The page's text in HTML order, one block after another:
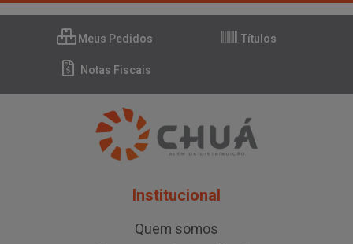
Meus Pedidos Títulos
Notas Fiscais
Institucional
Quem somos